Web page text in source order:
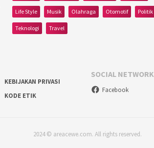
Life Style Musik Olahraga Otomotif Politik
Teknologi Travel
KEBIJAKAN PRIVASI
KODE ETIK
SOCIAL NETWORK
Facebook
2024 © areacewe.com. All rights reserved.